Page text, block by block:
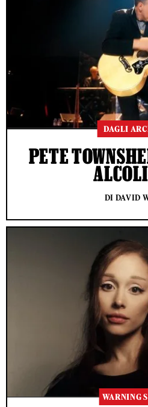
DAGLI
PETE
DI DAVID
WARNING